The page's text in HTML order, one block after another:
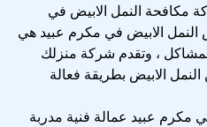
مكافحة النمل الابيض في
الابيض في مكرم عبيد هي
، وتقدم شركة منزلك
الابيض بطريقة فعالة
عبيد عمالة فنية مدربة